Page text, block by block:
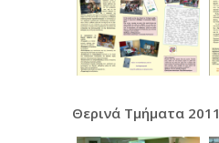
Θερινά Τμήματα 2011